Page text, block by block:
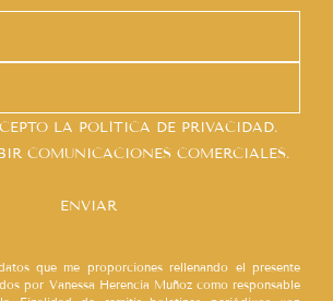
LA POLÍTICA DE PRIVACIDAD.
COMUNICACIONES COMERCIALES.
ENVIAR
que me proporciones rellenando el presente
por Vanessa Herencia Muñoz como responsable